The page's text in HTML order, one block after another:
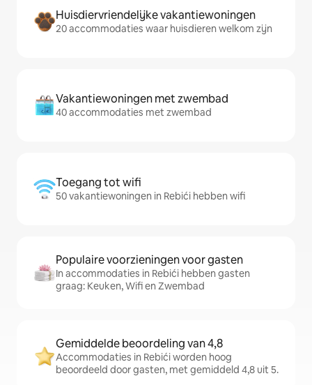
Huisdiervriendelijke vakantiewoningen
20 accommodaties waar huisdieren welkom zijn
Vakantiewoningen met zwembad
40 accommodaties met zwembad
Toegang tot wifi
50 vakantiewoningen in Rebići hebben wifi
Populaire voorzieningen voor gasten
In accommodaties in Rebići hebben gasten
graag: Keuken, Wifi en Zwembad
Gemiddelde beoordeling van 4,8
Accommodaties in Rebići worden hoog
beoordeeld door gasten, met gemiddeld 4,8 uit 5.